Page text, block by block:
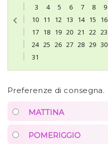
3
4 5 6 7 8
9
10 11 12 13 14 15
16
17 18 19 20 21 22 23
24 25 26 27 28 29 30
31
Preferenze di consegna.
MATTINA
POMERIGGIO